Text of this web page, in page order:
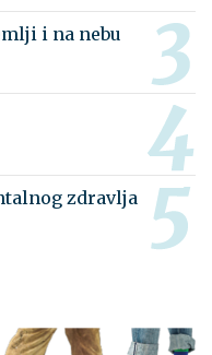
i na nebu
zdravlja